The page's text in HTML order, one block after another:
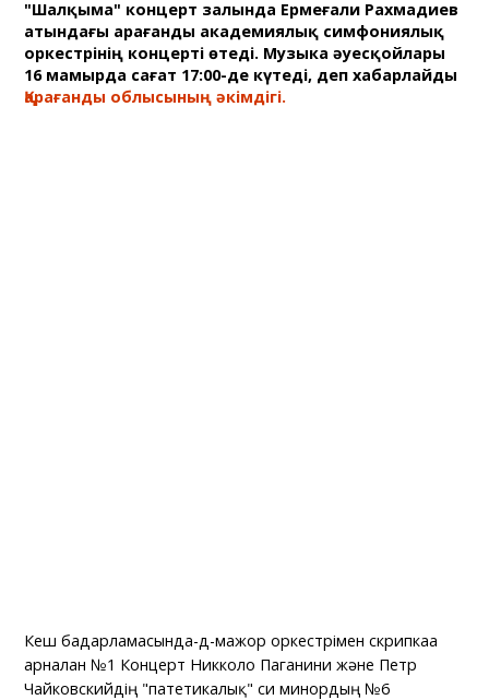
"Шалқыма" концерт залында Ермеғали Рахмадиев
атындағы Қарағанды академиялық симфониялық
оркестрінің концерті өтеді. Музыка әуесқойлары
16 мамырда сағат 17:00-де күтеді, деп хабарлайды
Қарағанды облысының әкімдігі.
Кеш бағдарламасында-д-мажор оркестрімен скрипкаға
арналған №1 Концерт Никколо Паганини және Петр
Чайковскийдің "патетикалық" си минордың №6